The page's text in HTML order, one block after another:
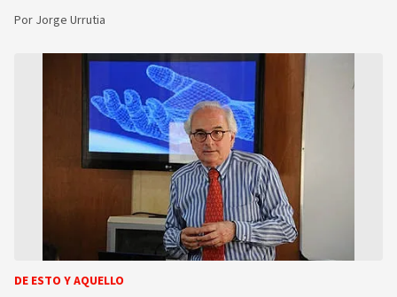
Por Jorge Urrutia
DE ESTO Y AQUELLO